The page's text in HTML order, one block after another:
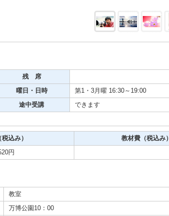
残 席
曜日・日時 第1・3月曜 16:30～19:00
途中受講 できます
込み） 教材費（税込み）
円
教室
万博公園10：00